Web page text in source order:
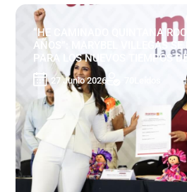
“HE CAMINADO QUINTANA
AÑOS”: MARYBEL VILLEGAS SE
PARA LOS NUEVOS TIEMPOS
27 Junio 2026